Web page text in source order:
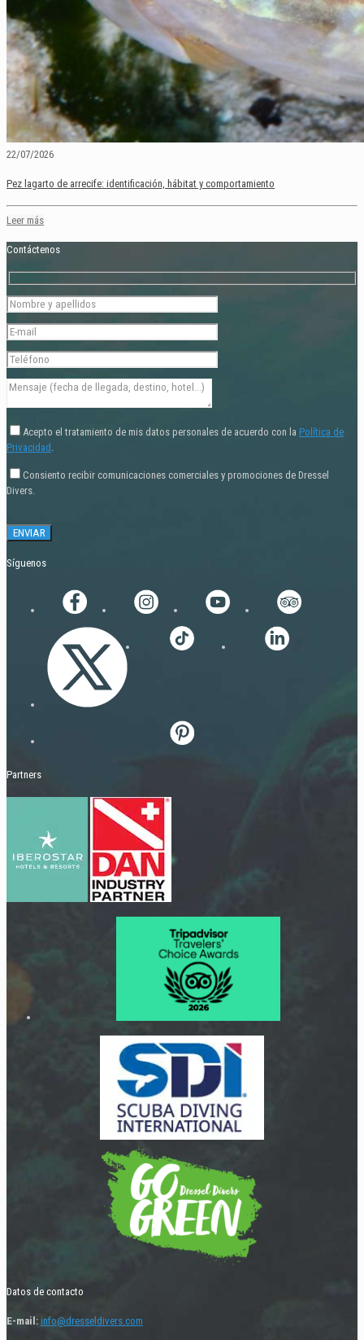
22/07/2026
Pez lagarto de arrecife: identificación, hábitat y comportamiento
Leer más
Contáctenos
Acepto el tratamiento de mis datos personales de acuerdo con la Política de
Privacidad .
Consiento recibir comunicaciones comerciales y promociones de Dressel
Divers.
Síguenos
Partners
Datos de contacto
E-mail: info@dresseldivers.com